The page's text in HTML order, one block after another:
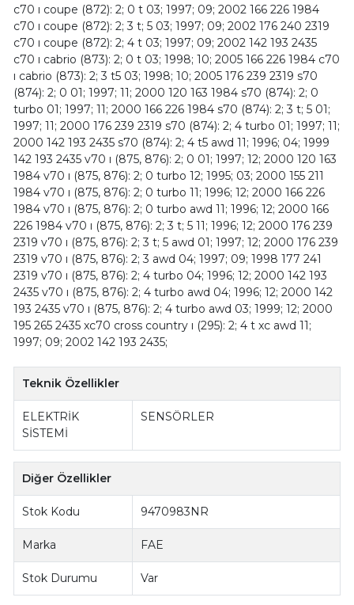
c70 ı coupe (872): 2; 0 t 03; 1997; 09; 2002 166 226 1984
c70 ı coupe (872): 2; 3 t; 5 03; 1997; 09; 2002 176 240 2319
c70 ı coupe (872): 2; 4 t 03; 1997; 09; 2002 142 193 2435
c70 ı cabrio (873): 2; 0 t 03; 1998; 10; 2005 166 226 1984 c70
ı cabrio (873): 2; 3 t5 03; 1998; 10; 2005 176 239 2319 s70
(874): 2; 0 01; 1997; 11; 2000 120 163 1984 s70 (874): 2; 0
turbo 01; 1997; 11; 2000 166 226 1984 s70 (874): 2; 3 t; 5 01;
1997; 11; 2000 176 239 2319 s70 (874): 2; 4 turbo 01; 1997; 11;
2000 142 193 2435 s70 (874): 2; 4 t5 awd 11; 1996; 04; 1999
142 193 2435 v70 ı (875, 876): 2; 0 01; 1997; 12; 2000 120 163
1984 v70 ı (875, 876): 2; 0 turbo 12; 1995; 03; 2000 155 211
1984 v70 ı (875, 876): 2; 0 turbo 11; 1996; 12; 2000 166 226
1984 v70 ı (875, 876): 2; 0 turbo awd 11; 1996; 12; 2000 166
226 1984 v70 ı (875, 876): 2; 3 t; 5 11; 1996; 12; 2000 176 239
2319 v70 ı (875, 876): 2; 3 t; 5 awd 01; 1997; 12; 2000 176 239
2319 v70 ı (875, 876): 2; 3 awd 04; 1997; 09; 1998 177 241
2319 v70 ı (875, 876): 2; 4 turbo 04; 1996; 12; 2000 142 193
2435 v70 ı (875, 876): 2; 4 turbo awd 04; 1996; 12; 2000 142
193 2435 v70 ı (875, 876): 2; 4 turbo awd 03; 1999; 12; 2000
195 265 2435 xc70 cross country ı (295): 2; 4 t xc awd 11;
1997; 09; 2002 142 193 2435;
Teknik Özellikler
ELEKTRİK
SİSTEMİ
SENSÖRLER
Diğer Özellikler
Stok Kodu 9470983NR
Marka FAE
Stok Durumu Var